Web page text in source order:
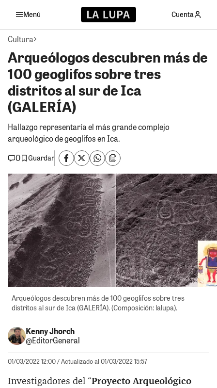
Menú Cuenta
Cultura
Arqueólogos descubren más de
100 geoglifos sobre tres
distritos al sur de Ica
(GALERÍA)
Hallazgo representaría el más grande complejo
arqueológico de geoglifos en Ica.
0
Guardar
Arqueólogos descubren más de 100 geoglifos sobre tres
distritos al sur de Ica (GALERÍA). (Composición: lalupa).
Kenny Jhorch
@EditorGeneral
01/03/2022 12:00/ Actualizado al 01/03/2022 15:57
Investigadores del “Proyecto Arqueológico